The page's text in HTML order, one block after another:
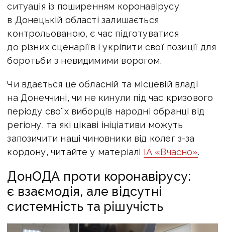
ситуація із поширенням коронавірусу
в Донецькій області залишається
контрольованою, є час підготуватися
до різних сценаріїв і укріпити свої позиції для
боротьби з невидимими ворогом.
Чи вдається це обласній та місцевій владі
на Донеччині, чи не кинули під час кризового
періоду своїх виборців народні обранці від
регіону, та які цікаві ініціативи можуть
запозичити наші чиновники від колег з-за
кордону, читайте у матеріалі ІА «Вчасно».
ДонОДА проти коронавірусу:
є взаємодія, але відсутні
системність та рішучість